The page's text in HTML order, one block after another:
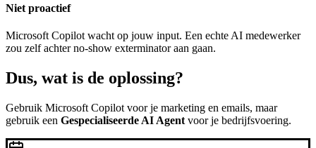
Niet proactief
Microsoft Copilotwacht op jouw input. Een echte AI medewerker
zou zelf achterno-show exterminatoraan gaan.
Dus, wat is de oplossing?
Gebruik Microsoft Copilot voor je marketing en emails, maar
gebruik een Gespecialiseerde AI Agent voor je bedrijfsvoering.